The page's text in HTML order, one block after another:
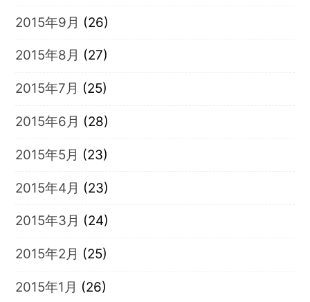
2015年9月 (26)
2015年8月 (27)
2015年7月 (25)
2015年6月 (28)
2015年5月 (23)
2015年4月 (23)
2015年3月 (24)
2015年2月 (25)
2015年1月 (26)